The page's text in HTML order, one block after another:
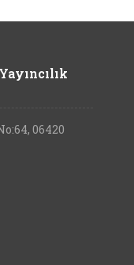
06420